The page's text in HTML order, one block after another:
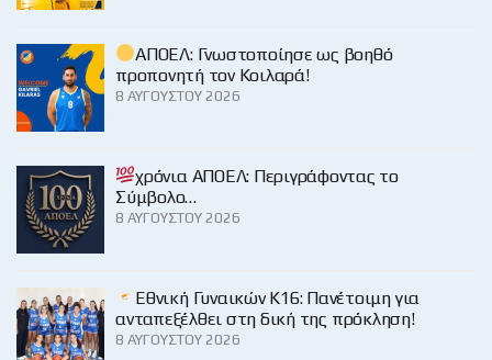
ΑΠΟΕΛ: Γνωστοποίησε ως βοηθό
προπονητή τον Κοιλαρά!
8 ΑΥΓΟΎΣΤΟΥ 2026
χρόνια ΑΠΟΕΛ: Περιγράφοντας το
Σύμβολο…
8 ΑΥΓΟΎΣΤΟΥ 2026
Εθνική Γυναικών Κ16: Πανέτοιμη για
ανταπεξέλθει στη δική της πρόκληση!
8 ΑΥΓΟΎΣΤΟΥ 2026